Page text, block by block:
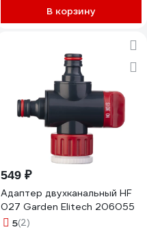
В корзину
549 ₽
Адаптер двухканальный HF
027 Garden Elitech 206055
5(2)